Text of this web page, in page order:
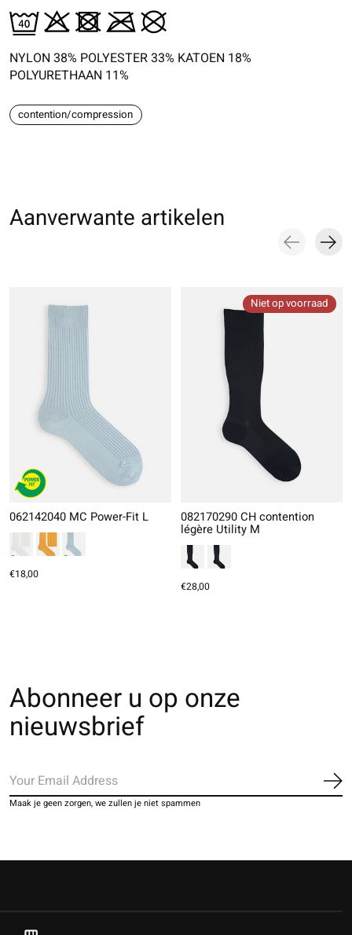
NYLON 38% POLYESTER 33% KATOEN 18%
POLYURETHAAN 11%
contention/compression
Aanverwante artikelen
062142040 MC Power-Fit L
€18,00
Niet op voorraad
082170290 CH contention
légère Utility M
€28,00
Abonneer u op onze
nieuwsbrief
Maak je geen zorgen, we zullen je niet spammen